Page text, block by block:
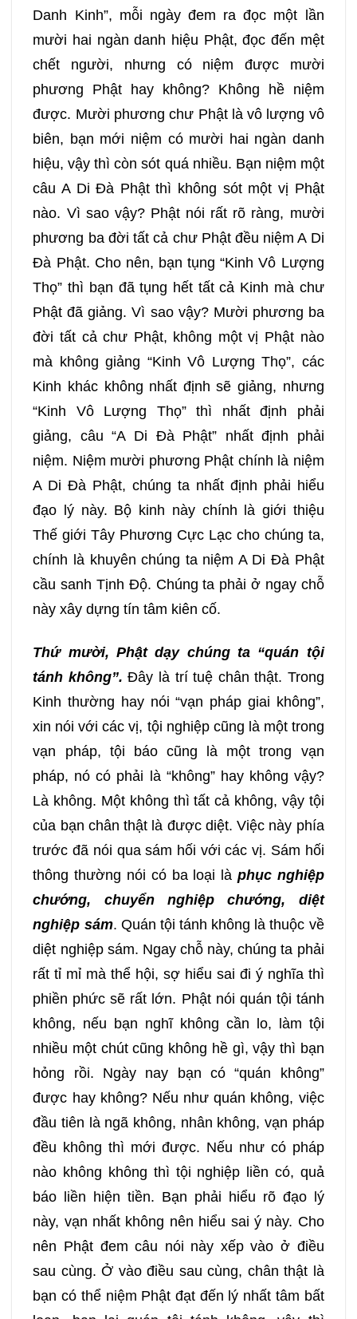
049 050 051 052
053 054 055 056
057 058 059 060
062 063 064
066
071
073 075
077 078 079 080
081 082 083 084
085 086 087 088
089 090 091 092
093 094 095 096
097 098 099
101 102 103 104
105 106 107 108
109 110 111 112
113 114 115 116
117 118 119 120
121 122 123 124
125 126 127 128
129 130 131 132
133
137 138
144
145 146 147 148
149 150 151 152
153 154 155 156
Danh Kinh”, mỗi ngày đem ra đọc một lần
mười hai ngàn danh hiệu Phật, đọc đến mệt
chết người, nhưng có niệm được mười
phương Phật hay không? Không hề niệm
được. Mười phương chư Phật là vô lượng vô
biên, bạn mới niệm có mười hai ngàn danh
hiệu, vậy thì còn sót quá nhiều. Bạn niệm một
câu A Di Đà Phật thì không sót một vị Phật
nào. Vì sao vậy? Phật nói rất rõ ràng, mười
phương ba đời tất cả chư Phật đều niệm A Di
Đà Phật. Cho nên, bạn tụng “Kinh Vô Lượng
Thọ” thì bạn đã tụng hết tất cả Kinh mà chư
Phật đã giảng. Vì sao vậy? Mười phương ba
đời tất cả chư Phật, không một vị Phật nào
mà không giảng “Kinh Vô Lượng Thọ”, các
Kinh khác không nhất định sẽ giảng, nhưng
“Kinh Vô Lượng Thọ” thì nhất định phải
giảng, câu “A Di Đà Phật” nhất định phải
niệm. Niệm mười phương Phật chính là niệm
A Di Đà Phật, chúng ta nhất định phải hiểu
đạo lý này. Bộ kinh này chính là giới thiệu
Thế giới Tây Phương Cực Lạc cho chúng ta,
chính là khuyên chúng ta niệm A Di Đà Phật
cầu sanh Tịnh Độ. Chúng ta phải ở ngay chỗ
này xây dựng tín tâm kiên cố.
Thứ mười, Phật dạy chúng ta “quán tội
tánh không”.Đây là trí tuệ chân thật. Trong
Kinh thường hay nói “vạn pháp giai không”,
xin nói với các vị, tội nghiệp cũng là một trong
vạn pháp, tội báo cũng là một trong vạn
pháp, nó có phải là “không” hay không vậy?
Là không. Một không thì tất cả không, vậy tội
của bạn chân thật là được diệt. Việc này phía
trước đã nói qua sám hối với các vị. Sám hối
thông thường nói có ba loại là phục nghiệp
chướng, chuyển nghiệp chướng, diệt
nghiệp sám. Quán tội tánh không là thuộc về
diệt nghiệp sám. Ngay chỗ này, chúng ta phải
rất tỉ mỉ mà thể hội, sợ hiểu sai đi ý nghĩa thì
phiền phức sẽ rất lớn. Phật nói quán tội tánh
không, nếu bạn nghĩ không cần lo, làm tội
nhiều một chút cũng không hề gì, vậy thì bạn
hỏng rồi. Ngày nay bạn có “quán không”
được hay không? Nếu như quán không, việc
đầu tiên là ngã không, nhân không, vạn pháp
đều không thì mới được. Nếu như có pháp
nào không không thì tội nghiệp liền có, quả
báo liền hiện tiền. Bạn phải hiểu rõ đạo lý
này, vạn nhất không nên hiểu sai ý này. Cho
nên Phật đem câu nói này xếp vào ở điều
sau cùng. Ở vào điều sau cùng, chân thật là
bạn có thể niệm Phật đạt đến lý nhất tâm bất